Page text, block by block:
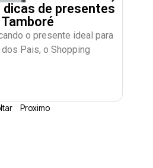
dicas de presentes
o presente ideal para
Pais, o Shopping
Proximo